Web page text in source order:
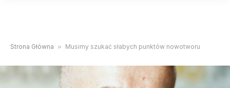
Strona Główna » Musimy szukać słabych punktów nowotworu